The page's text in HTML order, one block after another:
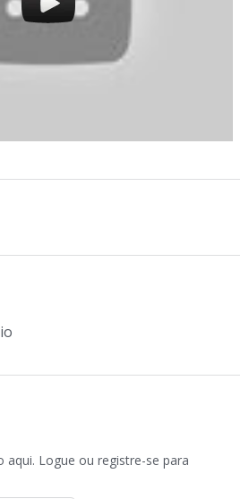
aqui. Logue ou registre-se para